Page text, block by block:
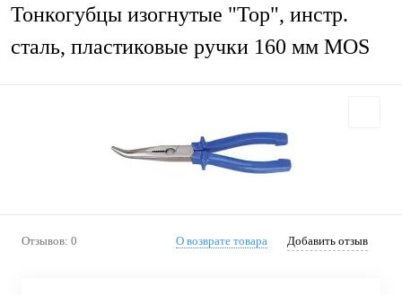
Тонкогубцы изогнутые "Тор", инстр.
сталь, пластиковые ручки 160 мм MOS
Отзывов: 0 О возврате товара Добавить отзыв